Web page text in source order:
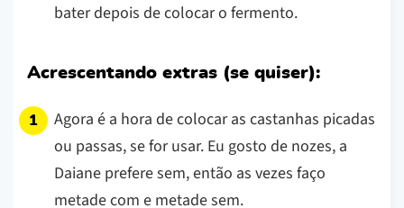
bater depois de colocar o fermento.
Acrescentando extras (se quiser):
Agora é a hora de colocar as castanhas picadas
ou passas, se for usar. Eu gosto de nozes, a
Daiane prefere sem, então as vezes faço
metade com e metade sem.